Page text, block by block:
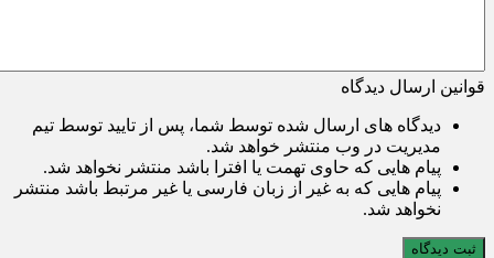
قوانین ارسال دیدگاه
دیدگاه های ارسال شده توسط شما، پس از تایید توسط تیم
مدیریت در وب منتشر خواهد شد.
پیام هایی که حاوی تهمت یا افترا باشد منتشر نخواهد شد.
پیام هایی که به غیر از زبان فارسی یا غیر مرتبط باشد منتشر
نخواهد شد.
ثبت دیدگاه